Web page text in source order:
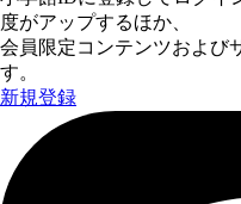
度がアップするほか、
会員限定コンテンツおよび
す。
新規登録